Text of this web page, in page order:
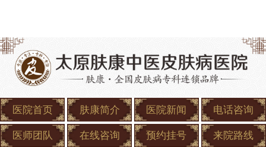
医院首页 肤康简介 医院新闻 电话咨询
医师团队 在线咨询 预约挂号 来院路线